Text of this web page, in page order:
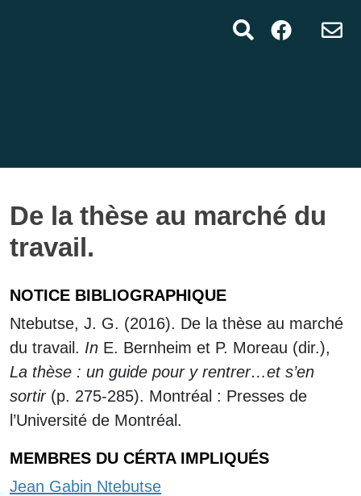
De la thèse au marché du
travail.
NOTICE BIBLIOGRAPHIQUE
Ntebutse, J. G. (2016). De la thèse au marché
du travail. In E. Bernheim et P. Moreau (dir.),
La thèse : un guide pour y rentrer…et s’en
sortir(p. 275-285). Montréal : Presses de
l’Université de Montréal.
MEMBRES DU CÉRTA IMPLIQUÉS
Jean Gabin Ntebutse